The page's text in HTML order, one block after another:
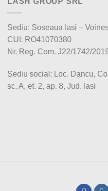
Sediu: Soseaua Iasi –
CUI: RO41070380
Nr. Reg. Com. J22/1742/
Sediu social: Loc. Dancu,
sc. A, et. 2, ap. 8, Jud. Iasi